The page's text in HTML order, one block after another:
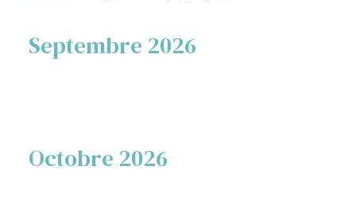
Septembre 2026
Octobre 2026